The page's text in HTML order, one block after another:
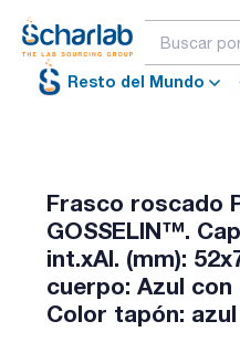
Resto del Mundo
Frasco roscado
GOSSELIN™.
int.xAl. (mm):
cuerpo: Azul
Color tapón: azul